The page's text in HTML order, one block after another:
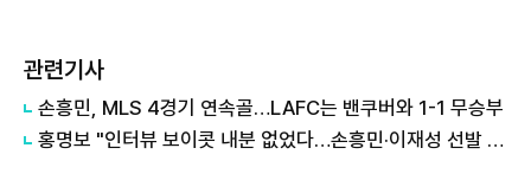
관련기사
손흥민, MLS 4경기 연속골…LAFC는 밴쿠버와 1-1 무승부
홍명보 "인터뷰 보이콧 내분 없었다…손흥민·이재성 선발 제외는 전술적 판단"